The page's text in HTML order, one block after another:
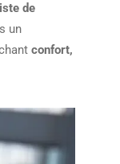
de
un
confort,